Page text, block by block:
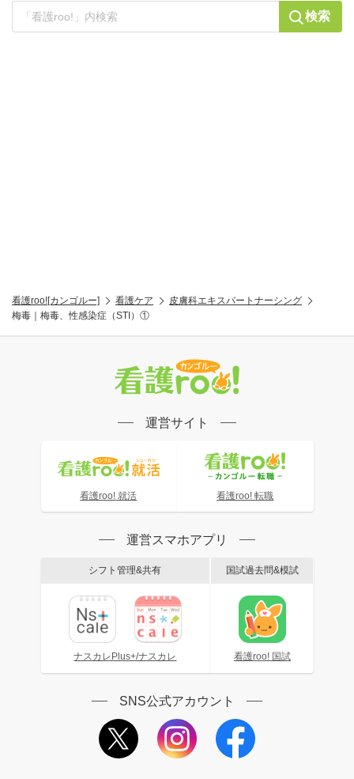
検索
看護roo![カンゴルー] 看護ケア
皮膚科エキスパートナーシング
梅毒｜梅毒、性感染症（STI）①
運営サイト
看護roo! 就活 看護roo! 転職
運営スマホアプリ
シフト管理&共有
ナスカレPlus+/ナスカレ
国試過去問&模試
看護roo! 国試
SNS公式アカウント